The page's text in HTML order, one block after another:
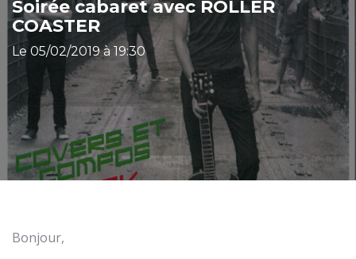
Soirée cabaret avec ROLLER
COASTER
Le 05/02/2019 à 19:30
Bonjour,